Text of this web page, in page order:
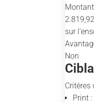
sur
Non
Critères
Print